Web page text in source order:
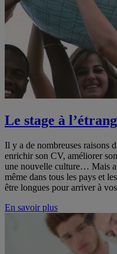
Le stage à
Il y a de nombreuses raisons
enrichir son CV, améliorer
une nouvelle culture… Mais
même dans tous les pays et
être longues pour arriver à
En savoir plus